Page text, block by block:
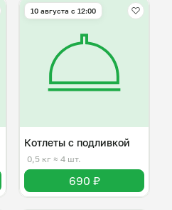
10 августа с 12:00
Котлеты с подливкой
0,5 кг ≈ 4 шт.
690 ₽